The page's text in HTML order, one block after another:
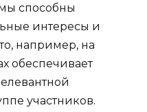
способны
интересы и
например, на
обеспечивает
участников.